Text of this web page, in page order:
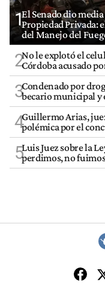
1El Senado dio
Propiedad Privada:
del Manejo del
2No le explotó el
Córdoba acusado
3Condenado por
becario municipal y
4Guillermo Arias,
polémica por el
5Luis Juez sobre la
perdimos, no